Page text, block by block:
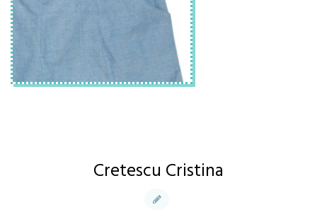
Cretescu Cristina